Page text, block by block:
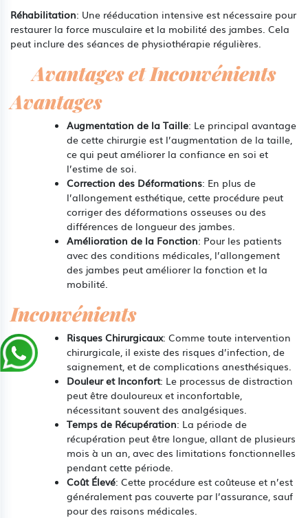
Réhabilitation: Une rééducation intensive est nécessaire pour
restaurer la force musculaire et la mobilité des jambes. Cela
peut inclure des séances de physiothérapie régulières.
Avantages et Inconvénients
Avantages
Augmentation de la Taille: Le principal avantage
de cette chirurgie est l’augmentation de la taille,
ce qui peut améliorer la confiance en soi et
l’estime de soi.
Correction des Déformations: En plus de
l’allongement esthétique, cette procédure peut
corriger des déformations osseuses ou des
différences de longueur des jambes.
Amélioration de la Fonction: Pour les patients
avec des conditions médicales, l’allongement
des jambes peut améliorer la fonction et la
mobilité.
Inconvénients
Risques Chirurgicaux: Comme toute intervention
chirurgicale, il existe des risques d’infection, de
saignement, et de complications anesthésiques.
Douleur et Inconfort: Le processus de distraction
peut être douloureux et inconfortable,
nécessitant souvent des analgésiques.
Temps de Récupération: La période de
récupération peut être longue, allant de plusieurs
mois à un an, avec des limitations fonctionnelles
pendant cette période.
Coût Élevé: Cette procédure est coûteuse et n’est
généralement pas couverte par l’assurance, sauf
pour des raisons médicales.